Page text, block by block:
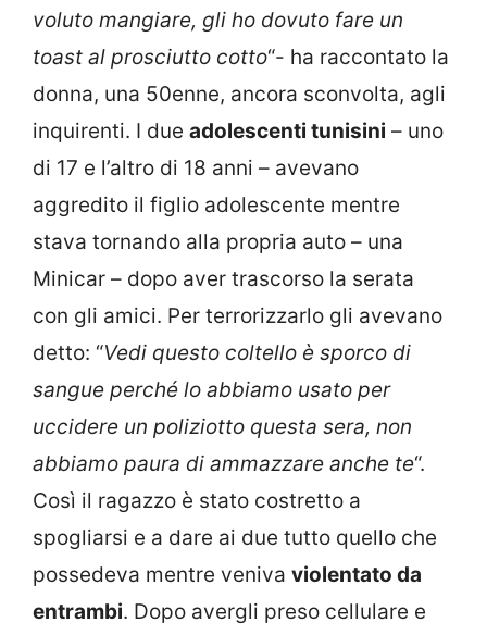
voluto mangiare, gli ho dovuto fare un
toast al prosciutto cotto“- ha raccontato la
donna, una 50enne, ancora sconvolta, agli
inquirenti. I due adolescenti tunisini – uno
di 17 e l’altro di 18 anni – avevano
aggredito il figlio adolescente mentre
stava tornando alla propria auto – una
Minicar – dopo aver trascorso la serata
con gli amici. Per terrorizzarlo gli avevano
detto: “Vedi questo coltello è sporco di
sangue perché lo abbiamo usato per
uccidere un poliziotto questa sera, non
abbiamo paura di ammazzare anche te“.
Così il ragazzo è stato costretto a
spogliarsi e a dare ai due tutto quello che
possedeva mentre veniva violentato da
entrambi. Dopo avergli preso cellulare e